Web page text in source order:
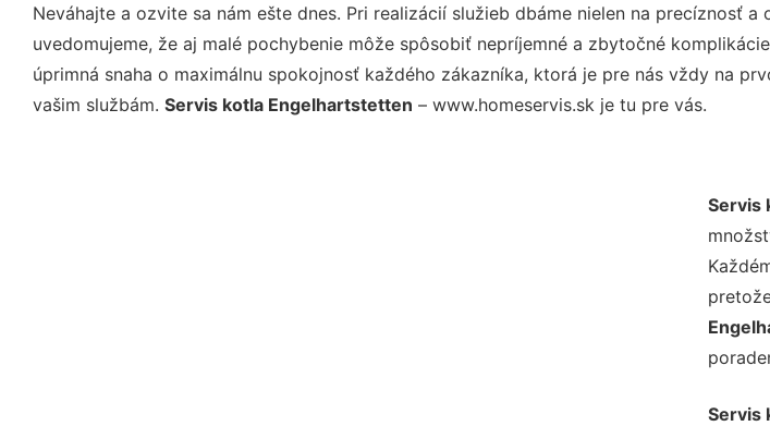
Neváhajte a ozvite sa nám ešte dnes. Pri realizácií služieb dbáme nielen na precíznosť
uvedomujeme, že aj malé pochybenie môže spôsobiť nepríjemné a zbytočné
úprimná snaha o maximálnu spokojnosť každého zákazníka, ktorá je pre nás vždy na
vašim službám. Servis kotla Engelhartstetten – www.homeservis.sk je tu pre vás.
Servis
Servis